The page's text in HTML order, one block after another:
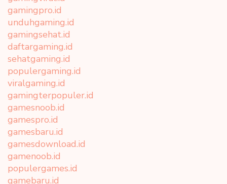
gamingpro.id
unduhgaming.id
gamingsehat.id
daftargaming.id
sehatgaming.id
populergaming.id
viralgaming.id
gamingterpopuler.id
gamesnoob.id
gamespro.id
gamesbaru.id
gamesdownload.id
gamenoob.id
populergames.id
gamebaru.id